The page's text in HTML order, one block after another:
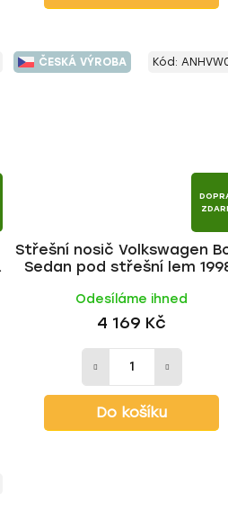
ČESKÁ VÝROBA
Střešní nosič Volkswagen
Sedan pod střešní lem
Odesíláme ihned
4 169 Kč
Do košíku
Kód: